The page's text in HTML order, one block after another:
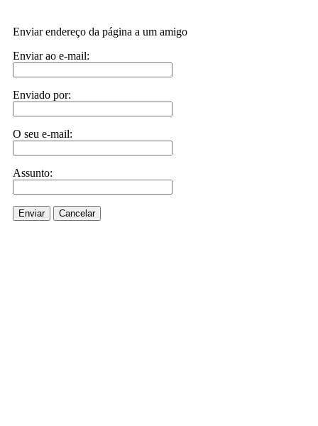
Enviar endereço da página a um amigo
Enviar ao e-mail:
Enviado por:
O seu e-mail:
Assunto:
Enviar Cancelar